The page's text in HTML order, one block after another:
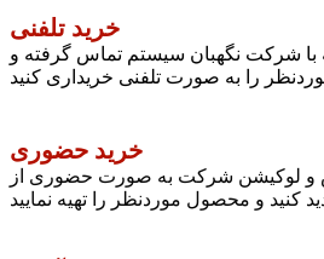
خرید تلفنی
با شرکت نگهبان سیستم تماس گرفته و
را به صورت تلفنی خریداری کنید
خرید حضوری
و لوکیشن شرکت به صورت حضوری از
کنید و محصول موردنظر را تهیه نمایید